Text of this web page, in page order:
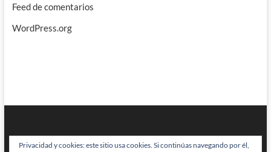
Feed de comentarios
WordPress.org
Privacidad y cookies: este sitio usa cookies. Si continúas navegando por él,